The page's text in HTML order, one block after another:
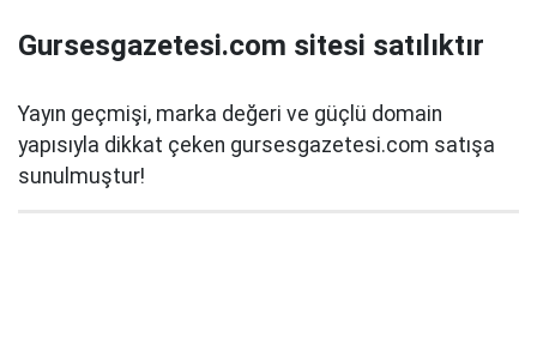
Gursesgazetesi.com sitesi satılıktır
Yayın geçmişi, marka değeri ve güçlü domain
yapısıyla dikkat çeken gursesgazetesi.com satışa
sunulmuştur!